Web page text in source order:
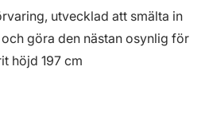
utvecklad att smälta in
göra den nästan osynlig för
höjd 197 cm